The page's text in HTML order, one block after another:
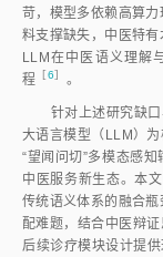
苛，模型多依赖高算
料支撑缺失，中医特
LLM在中医语义理解
程 ［6］ 。
针对上述研究缺
大语言模型（LLM）为
“望闻问切”多模态感
中医服务新生态。本
传统语义体系的融合
配难题，结合中医辩
后续诊疗模块设计提